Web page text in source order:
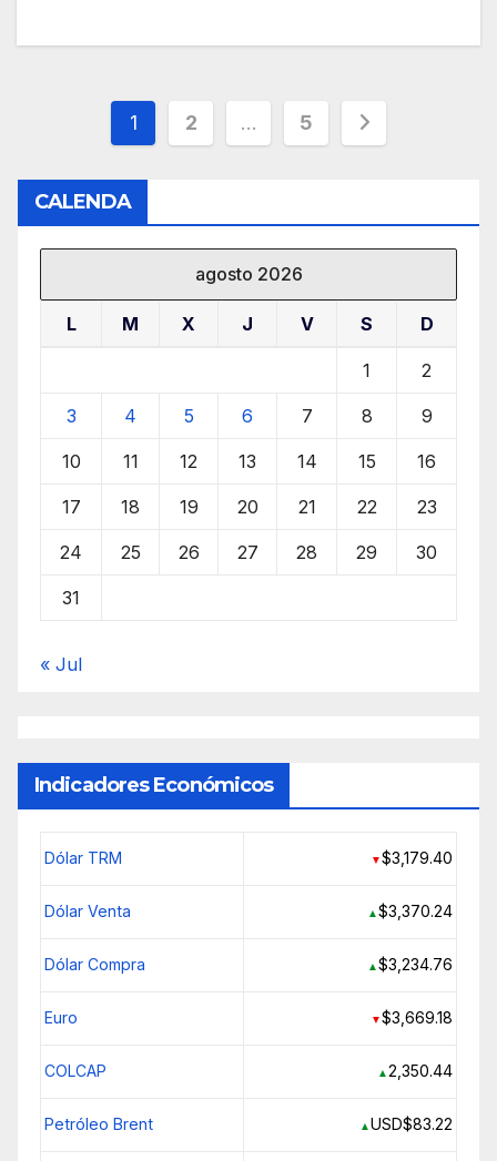
Paginación
de
entradas
1 2 … 5
CALENDA
agosto 2026
L M X J V S D
1 2
3 4 5 6 7 8 9
10 11 12 13 14 15 16
17 18 19 20 21 22 23
24 25 26 27 28 29 30
31
« Jul
Indicadores Económicos
Dólar TRM ▼$3,179.40
Dólar Venta ▲$3,370.24
Dólar Compra ▲$3,234.76
Euro ▼$3,669.18
COLCAP ▲ 2,350.44
Petróleo Brent ▲USD$83.22